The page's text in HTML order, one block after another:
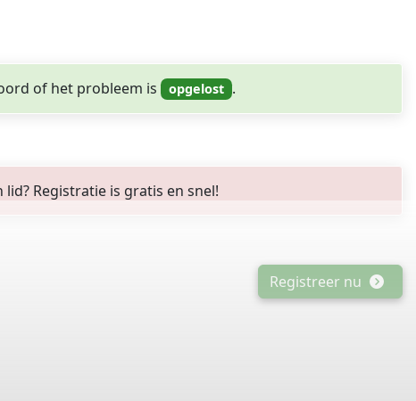
of het probleem is .
Registratie is gratis en snel!
Registreer nu